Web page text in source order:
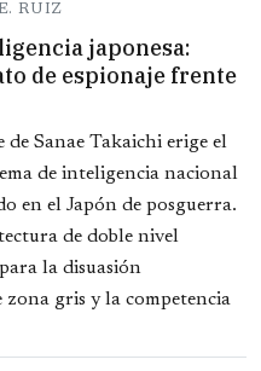
RUIZ
japonesa:
de espionaje frente
de Sanae Takaichi erige el
de inteligencia nacional
en el Japón de posguerra.
de doble nivel
la disuasión
gris y la competencia